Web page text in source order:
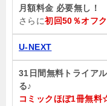
月額料金 必要無し！
さらに初回50％オフ
U-NEXT
31日間無料トライア
る♪
コミックほぼ1冊無